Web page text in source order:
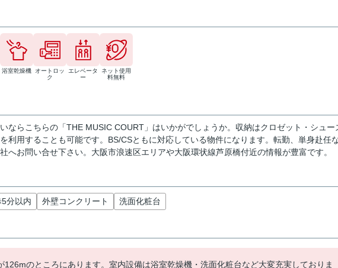
浴室乾燥機
オートロッ
ク
エレベータ
ー
ネット使用
料無料
ならこちらの「THE MUSIC COURT」はいかがでしょうか。収納はクロゼット・シュー
利用することも可能です。BS/CSともに対応している物件になります。転勤、単身赴任
へお問い合せ下さい。大阪市浪速区エリアや大阪環状線芦原橋付近の情報が豊富です。
分以内 外壁コンクリート 洗面化粧台
126mのところにあります。室内設備は浴室乾燥機・洗面化粧台など大変充実しておりま